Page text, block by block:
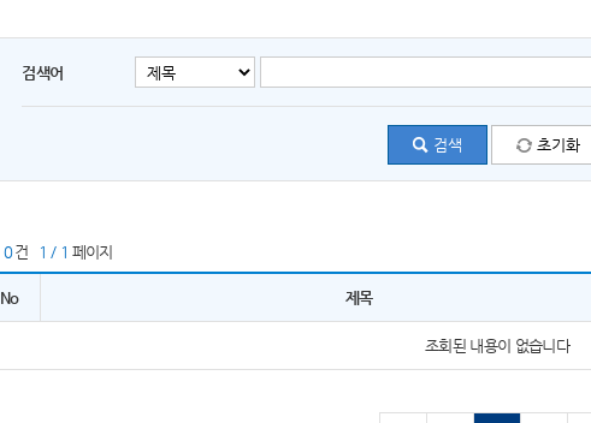
검색어
0건 1 / 1 페이지
No 제목
조회된 내용이 없습니다